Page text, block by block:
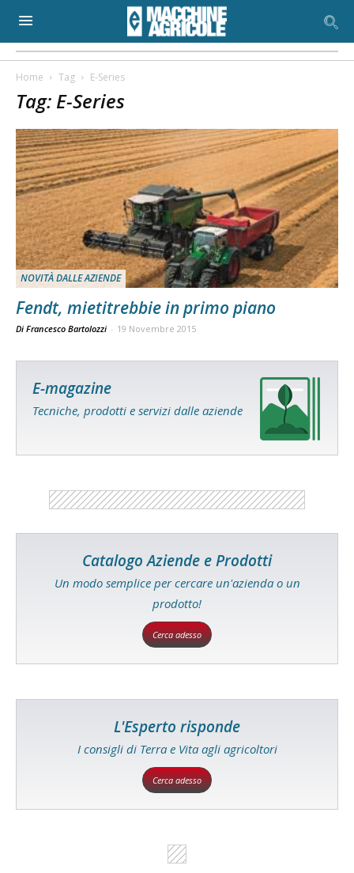
Home Tag E-Series
Tag: E-Series
NOVITÀ DALLE AZIENDE
Fendt, mietitrebbie in primo piano
Di Francesco Bartolozzi - 19 Novembre 2015
E-magazine
Tecniche, prodotti e servizi dalle aziende
Catalogo Aziende e Prodotti
Un modo semplice per cercare un'azienda o un
prodotto!
Cerca adesso
L'Esperto risponde
I consigli di Terra e Vita agli agricoltori
Cerca adesso